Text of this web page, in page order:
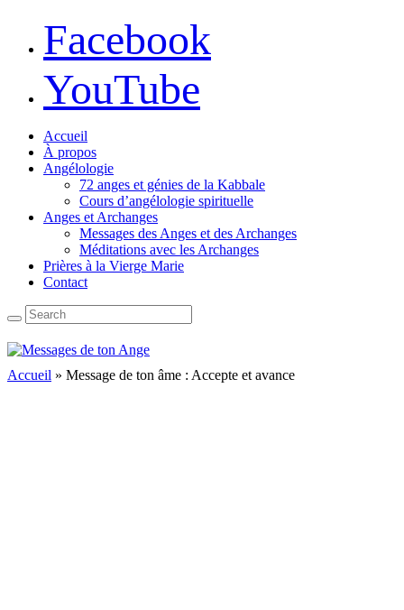
Facebook
YouTube
Accueil
À propos
Angélologie
72 anges et génies de la Kabbale
Cours d’angélologie spirituelle
Anges et Archanges
Messages des Anges et des Archanges
Méditations avec les Archanges
Prières à la Vierge Marie
Contact
Accueil » Message de ton âme : Accepte et avance